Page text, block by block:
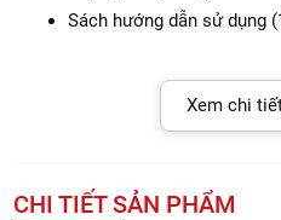
CHI TIẾT SẢN PHẨM
Sách hướng dẫn sử dụng
Xem chi